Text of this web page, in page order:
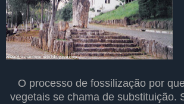
O processo de fossilização por
vegetais se chama de substituição.